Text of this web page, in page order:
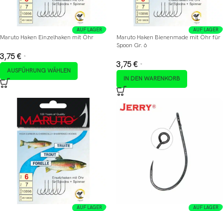
AUF LAGER
Maruto Haken Einzelhaken mit Öhr
3,75 € *
AUSFÜHRUNG WÄHLEN
AUF LAGER
Maruto Haken Bienenmade mit Öhr für
Spoon Gr. 6
3,75 € *
IN DEN WARENKORB
AUF LAGER AUF LAGER